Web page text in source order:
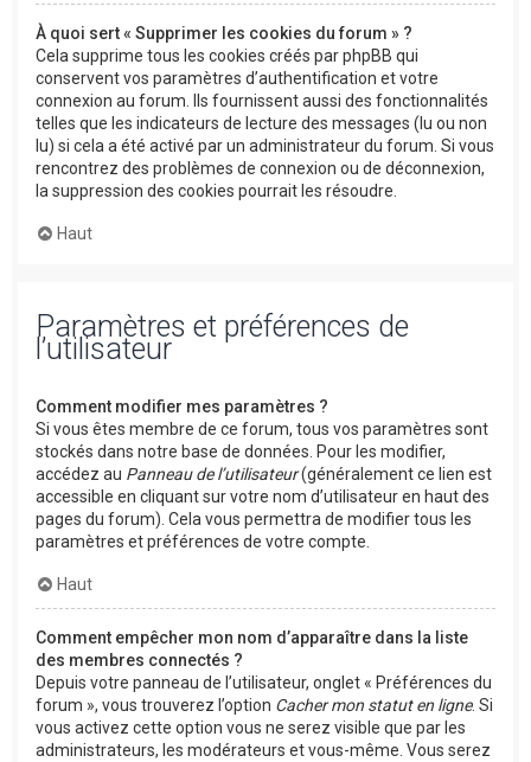
À quoi sert « Supprimer les cookies du forum » ?
Cela supprime tous les cookies créés par phpBB qui
conservent vos paramètres d’authentification et votre
connexion au forum. Ils fournissent aussi des fonctionnalités
telles que les indicateurs de lecture des messages (lu ou non
lu) si cela a été activé par un administrateur du forum. Si vous
rencontrez des problèmes de connexion ou de déconnexion,
la suppression des cookies pourrait les résoudre.
Haut
Paramètres et préférences de
l’utilisateur
Comment modifier mes paramètres ?
Si vous êtes membre de ce forum, tous vos paramètres sont
stockés dans notre base de données. Pour les modifier,
accédez au Panneau de l’utilisateur(généralement ce lien est
accessible en cliquant sur votre nom d’utilisateur en haut des
pages du forum). Cela vous permettra de modifier tous les
paramètres et préférences de votre compte.
Haut
Comment empêcher mon nom d’apparaître dans la liste
des membres connectés ?
Depuis votre panneau de l’utilisateur, onglet « Préférences du
forum », vous trouverez l’option Cacher mon statut en ligne. Si
vous activez cette option vous ne serez visible que par les
administrateurs, les modérateurs et vous-même. Vous serez